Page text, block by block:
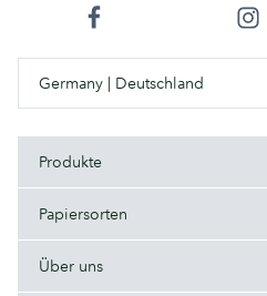
Germany | Deutschland
Produkte
Papiersorten
Über uns